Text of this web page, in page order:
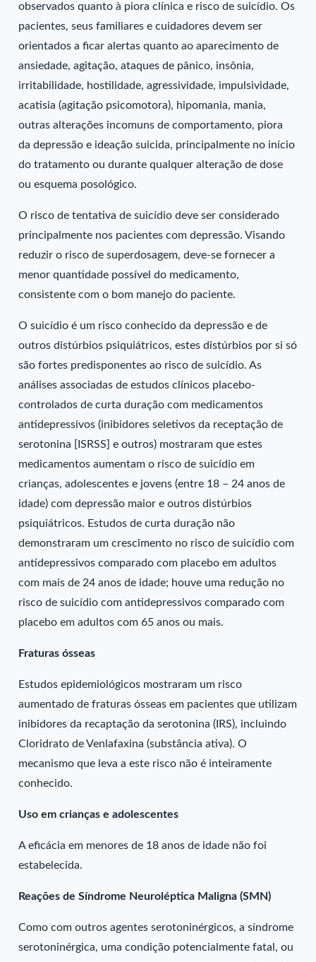
observados quanto à piora clínica e risco de suicídio. Os
pacientes, seus familiares e cuidadores devem ser
orientados a ficar alertas quanto ao aparecimento de
ansiedade, agitação, ataques de pânico, insônia,
irritabilidade, hostilidade, agressividade, impulsividade,
acatisia (agitação psicomotora), hipomania, mania,
outras alterações incomuns de comportamento, piora
da depressão e ideação suicida, principalmente no início
do tratamento ou durante qualquer alteração de dose
ou esquema posológico.
O risco de tentativa de suicídio deve ser considerado
principalmente nos pacientes com depressão. Visando
reduzir o risco de superdosagem, deve-se fornecer a
menor quantidade possível do medicamento,
consistente com o bom manejo do paciente.
O suicídio é um risco conhecido da depressão e de
outros distúrbios psiquiátricos, estes distúrbios por si só
são fortes predisponentes ao risco de suicídio. As
análises associadas de estudos clínicos placebo-
controlados de curta duração com medicamentos
antidepressivos (inibidores seletivos da receptação de
serotonina [ISRSS] e outros) mostraram que estes
medicamentos aumentam o risco de suicídio em
crianças, adolescentes e jovens (entre 18 – 24 anos de
idade) com depressão maior e outros distúrbios
psiquiátricos. Estudos de curta duração não
demonstraram um crescimento no risco de suicídio com
antidepressivos comparado com placebo em adultos
com mais de 24 anos de idade; houve uma redução no
risco de suicídio com antidepressivos comparado com
placebo em adultos com 65 anos ou mais.
Fraturas ósseas
Estudos epidemiológicos mostraram um risco
aumentado de fraturas ósseas em pacientes que utilizam
inibidores da recaptação da serotonina (IRS), incluindo
Cloridrato de Venlafaxina (substância ativa). O
mecanismo que leva a este risco não é inteiramente
conhecido.
Uso em crianças e adolescentes
A eficácia em menores de 18 anos de idade não foi
estabelecida.
Reações de Síndrome Neuroléptica Maligna (SMN)
Como com outros agentes serotoninérgicos, a síndrome
serotoninérgica, uma condição potencialmente fatal, ou